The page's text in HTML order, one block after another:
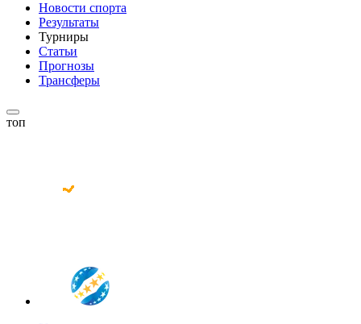
Новости спорта
Результаты
Турниры
Статьи
Прогнозы
Трансферы
топ